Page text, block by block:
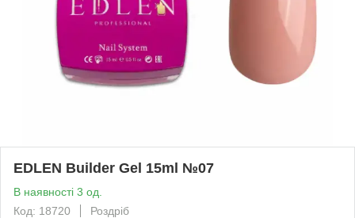
EDLEN Builder Gel 15ml №07
В наявності 3 од.
Код: 18720
Роздріб